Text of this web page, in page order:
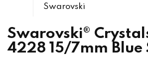
Swarovski®
4228 15/7mm Blue
Swarovski